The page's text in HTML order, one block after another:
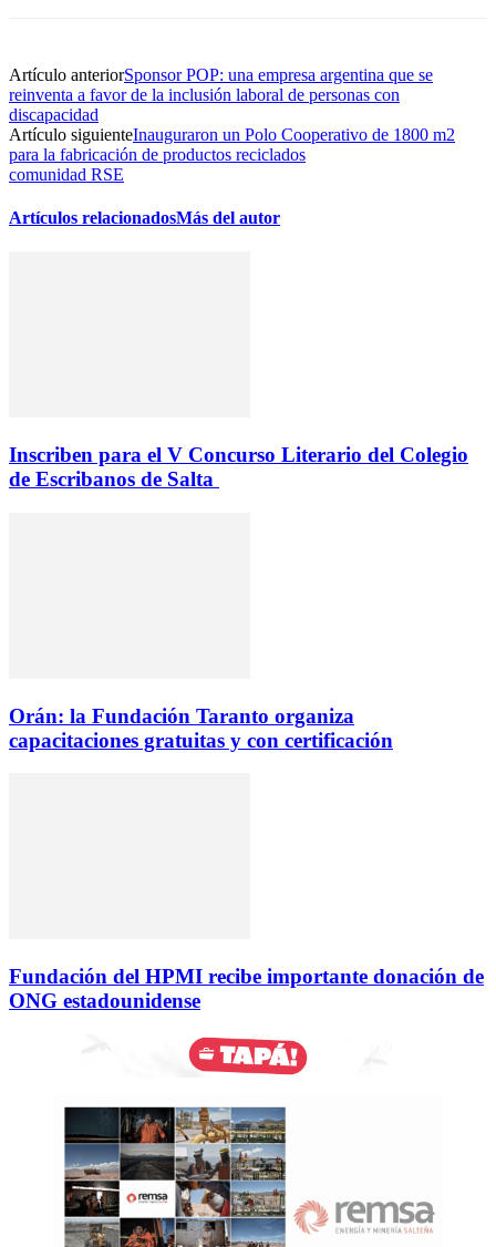
Artículo anteriorSponsor POP: una empresa argentina que se
reinventa a favor de la inclusión laboral de personas con
discapacidad
Artículo siguienteInauguraron un Polo Cooperativo de 1800 m2
para la fabricación de productos reciclados
comunidad RSE
Artículos relacionadosMás del autor
Inscriben para el V Concurso Literario del Colegio
de Escribanos de Salta
Orán: la Fundación Taranto organiza
capacitaciones gratuitas y con certificación
Fundación del HPMI recibe importante donación de
ONG estadounidense